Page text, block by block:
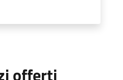
offerti